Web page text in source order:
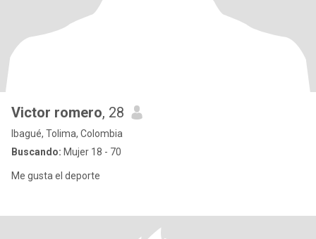
Victor romero, 28
Ibagué, Tolima, Colombia
Buscando: Mujer 18 - 70
Me gusta el deporte